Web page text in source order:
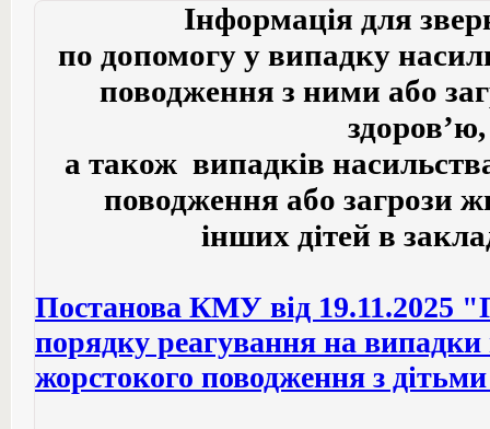
Інформація для
по допомогу у випадку
поводження з ними або
здоров’ю,
а також випадків
поводження або загрози
інших дітей в
Постанова КМУ від 19.11.2025
порядку реагування на випадки
жорстокого поводження з